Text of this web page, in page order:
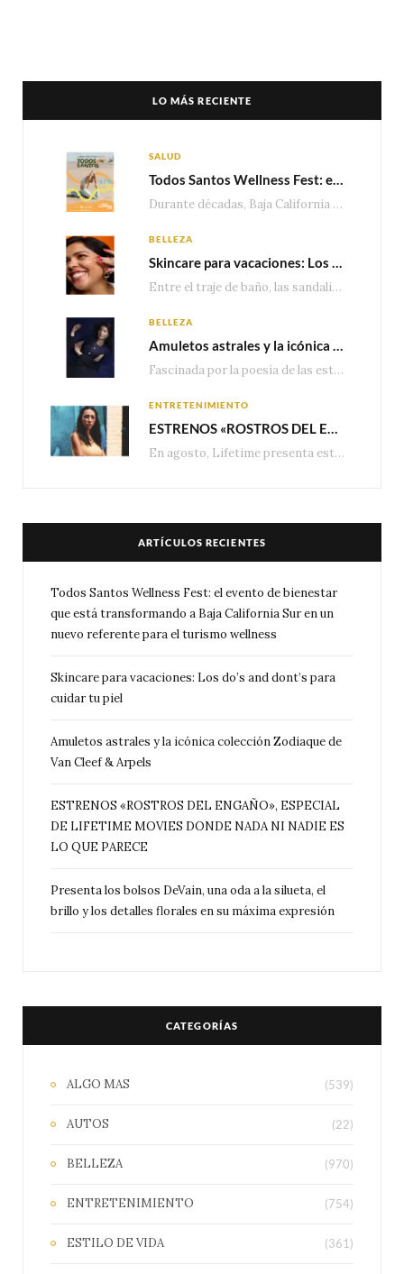
LO MÁS RECIENTE
SALUD
Todos Santos Wellness Fest: el evento de bienestar que está transformando a Baja California Sur en un nuevo referente para el turismo wellness
Durante décadas, Baja California Sur ha sido reconocido por sus playas, hoteles de lujo y…
BELLEZA
Skincare para vacaciones: Los do’s and dont’s para cuidar tu piel
Entre el traje de baño, las sandalias, los lentes de sol y los looks que…
BELLEZA
Amuletos astrales y la icónica colección Zodiaque de Van Cleef & Arpels
Fascinada por la poesía de las estrellas, la Maison Van Cleef & Arpels celebra la llegada de las…
ENTRETENIMIENTO
ESTRENOS «ROSTROS DEL ENGAÑO», ESPECIAL DE LIFETIME MOVIES DONDE NADA NI NADIE ES LO QUE PARECE
En agosto, Lifetime presenta estrenos exclusivos con historias donde las apariencias esconden los secretos más…
ARTÍCULOS RECIENTES
Todos Santos Wellness Fest: el evento de bienestar
que está transformando a Baja California Sur en un
nuevo referente para el turismo wellness
Skincare para vacaciones: Los do’s and dont’s para
cuidar tu piel
Amuletos astrales y la icónica colección Zodiaque de
Van Cleef & Arpels
ESTRENOS «ROSTROS DEL ENGAÑO», ESPECIAL
DE LIFETIME MOVIES DONDE NADA NI NADIE ES
LO QUE PARECE
Presenta los bolsos DeVain, una oda a la silueta, el
brillo y los detalles florales en su máxima expresión
CATEGORÍAS
ALGO MAS (539)
AUTOS (22)
BELLEZA (970)
ENTRETENIMIENTO (754)
ESTILO DE VIDA (361)